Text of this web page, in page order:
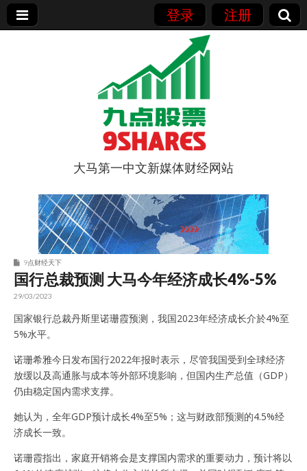
登录 注册
9点股票
大马第一中文新媒体财经网站
9点财经天下
国行总裁预测 大马今年经济成长4%-5%
29/03/2023
国家银行总裁丹斯里诺珊霞预测，我国2023年经济成长介於4%至
5%水平。
诺珊希雅今日发布国行2022年报时表示，尽管我国受到全球经济
放缓以及高通胀与成本等外部环境影响，但国内生产总值（GDP）
仍由稳定国内需求支撑。
她认为，全年GDP预计成长4%至5%；这与财政部预测的4.5%经
济成长一致。
诺珊霞指出，家庭开销将会是支撑国内需求的重要动力，预计将以